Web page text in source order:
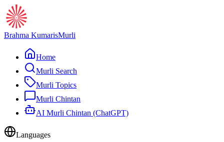
Brahma KumarisMurli
Home
Murli Search
Murli Topics
Murli Chintan
AI Murli Chintan (ChatGPT)
Languages